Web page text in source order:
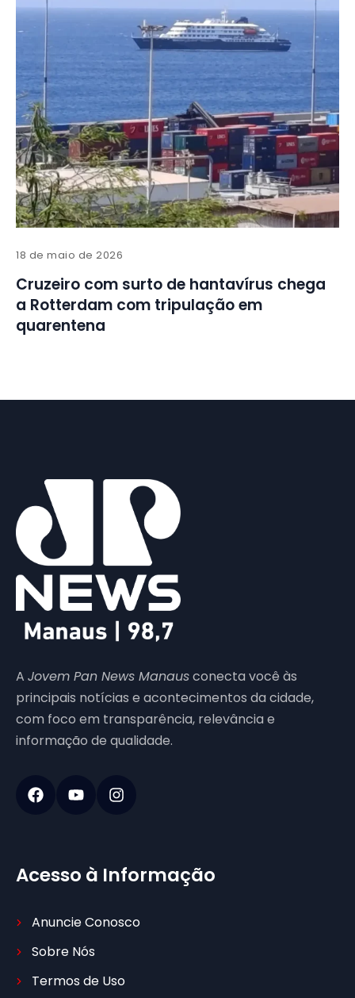
18 de maio de 2026
Cruzeiro com surto de hantavírus chega
a Rotterdam com tripulação em
quarentena
A Jovem Pan News Manausconecta você às
principais notícias e acontecimentos da cidade,
com foco em transparência, relevância e
informação de qualidade.
Acesso à Informação
Anuncie Conosco
Sobre Nós
Termos de Uso